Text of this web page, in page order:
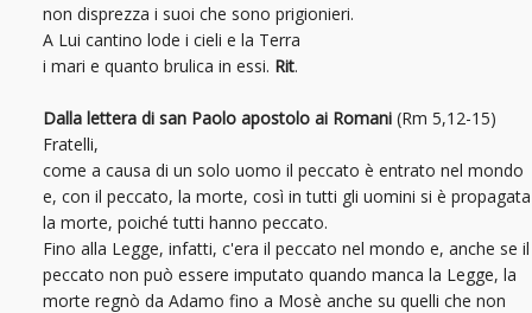
non disprezza i suoi che sono prigionieri.
A Lui cantino lode i cieli e la Terra
i mari e quanto brulica in essi. Rit.
Dalla lettera di san Paolo apostolo ai Romani (Rm 5,12-15)
Fratelli,
come a causa di un solo uomo il peccato è entrato nel mondo
e, con il peccato, la morte, così in tutti gli uomini si è propagata
la morte, poiché tutti hanno peccato.
Fino alla Legge, infatti, c'era il peccato nel mondo e, anche se il
peccato non può essere imputato quando manca la Legge, la
morte regnò da Adamo fino a Mosè anche su quelli che non